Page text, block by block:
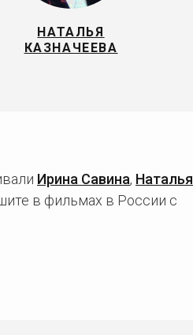
НАТАЛЬЯ
КАЗНАЧЕЕВА
Ирина Савина, Наталья
в фильмах в России с